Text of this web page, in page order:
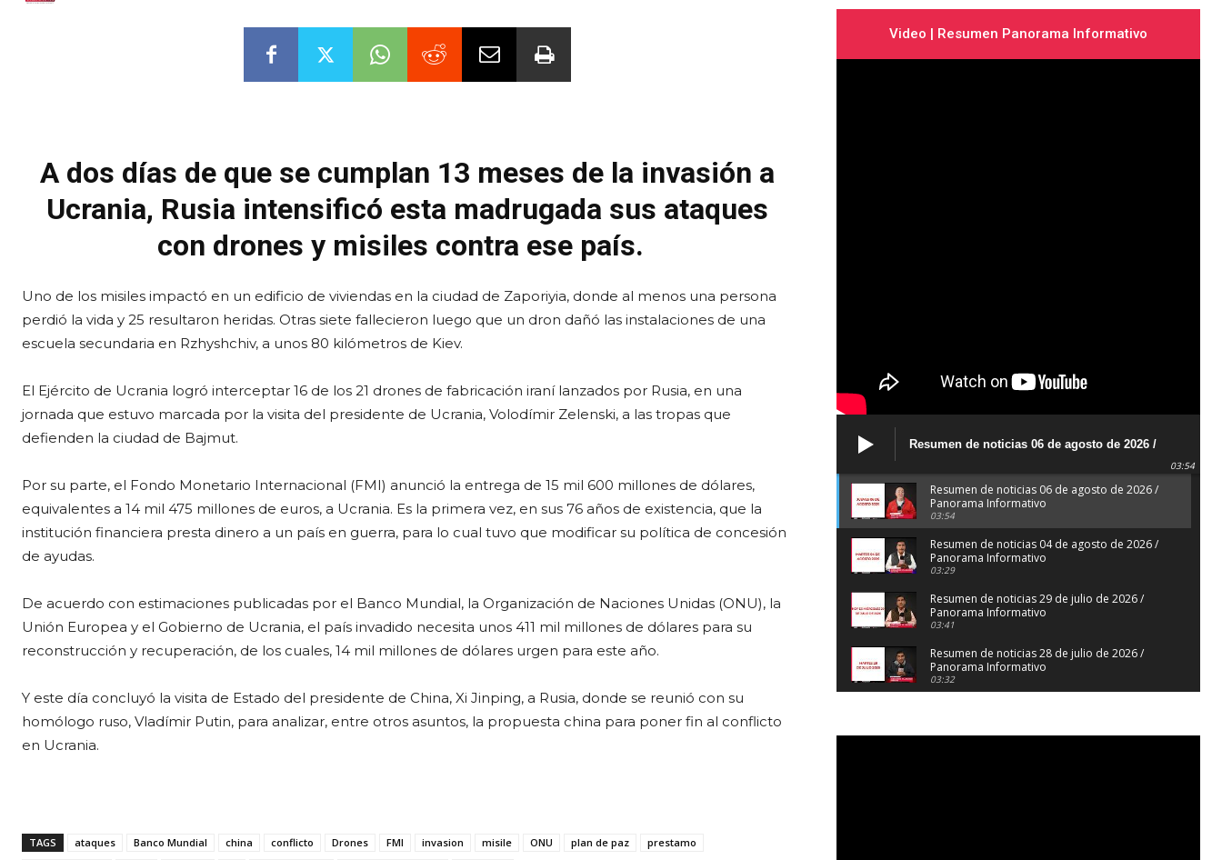
A dos días de que se cumplan 13 meses de la invasión a
Ucrania, Rusia intensificó esta madrugada sus ataques
con drones y misiles contra ese país.
Uno de los misiles impactó en un edificio de viviendas en la ciudad de Zaporiyia, donde al menos una persona
perdió la vida y 25 resultaron heridas. Otras siete fallecieron luego que un dron dañó las instalaciones de una
escuela secundaria en Rzhyshchiv, a unos 80 kilómetros de Kiev.
El Ejército de Ucrania logró interceptar 16 de los 21 drones de fabricación iraní lanzados por Rusia, en una
jornada que estuvo marcada por la visita del presidente de Ucrania, Volodímir Zelenski, a las tropas que
defienden la ciudad de Bajmut.
Por su parte, el Fondo Monetario Internacional (FMI) anunció la entrega de 15 mil 600 millones de dólares,
equivalentes a 14 mil 475 millones de euros, a Ucrania. Es la primera vez, en sus 76 años de existencia, que la
institución financiera presta dinero a un país en guerra, para lo cual tuvo que modificar su política de concesión
de ayudas.
De acuerdo con estimaciones publicadas por el Banco Mundial, la Organización de Naciones Unidas (ONU), la
Unión Europea y el Gobierno de Ucrania, el país invadido necesita unos 411 mil millones de dólares para su
reconstrucción y recuperación, de los cuales, 14 mil millones de dólares urgen para este año.
Y este día concluyó la visita de Estado del presidente de China, Xi Jinping, a Rusia, donde se reunió con su
homólogo ruso, Vladímir Putin, para analizar, entre otros asuntos, la propuesta china para poner fin al conflicto
en Ucrania.
TAGS ataques Banco Mundial china conflicto Drones FMI invasion misile ONU plan de paz
prestamo
Video | Resumen Panorama Informativo
Resumen de noticias 06 de agosto de 2026 /
03:54
Resumen de noticias 06 de agosto de 2026 /
Panorama Informativo
03:54
Resumen de noticias 04 de agosto de 2026 /
Panorama Informativo
03:29
Resumen de noticias 29 de julio de 2026 /
Panorama Informativo
03:41
Resumen de noticias 28 de julio de 2026 /
Panorama Informativo
03:32
03:27